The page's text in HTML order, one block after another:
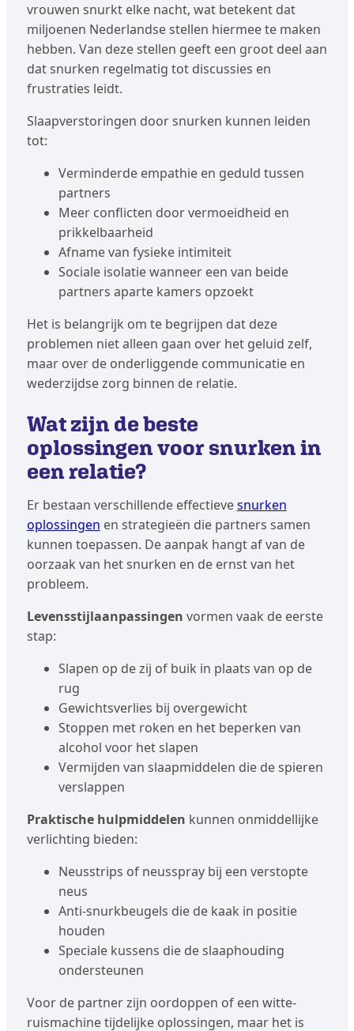
vrouwen snurkt elke nacht, wat betekent dat
miljoenen Nederlandse stellen hiermee te maken
hebben. Van deze stellen geeft een groot deel aan
dat snurken regelmatig tot discussies en
frustraties leidt.
Slaapverstoringen door snurken kunnen leiden
tot:
Verminderde empathie en geduld tussen
partners
Meer conflicten door vermoeidheid en
prikkelbaarheid
Afname van fysieke intimiteit
Sociale isolatie wanneer een van beide
partners aparte kamers opzoekt
Het is belangrijk om te begrijpen dat deze
problemen niet alleen gaan over het geluid zelf,
maar over de onderliggende communicatie en
wederzijdse zorg binnen de relatie.
Wat zijn de beste
oplossingen voor snurken in
een relatie?
Er bestaan verschillende effectievesnurken
oplossingen en strategieën die partners samen
kunnen toepassen. De aanpak hangt af van de
oorzaak van het snurken en de ernst van het
probleem.
Levensstijlaanpassingen vormen vaak de eerste
stap:
Slapen op de zij of buik in plaats van op de
rug
Gewichtsverlies bij overgewicht
Stoppen met roken en het beperken van
alcohol voor het slapen
Vermijden van slaapmiddelen die de spieren
verslappen
Praktische hulpmiddelen kunnen onmiddellijke
verlichting bieden:
Neusstrips of neusspray bij een verstopte
neus
Anti-snurkbeugels die de kaak in positie
houden
Speciale kussens die de slaaphouding
ondersteunen
Voor de partner zijn oordoppen of een witte-
ruismachine tijdelijke oplossingen, maar het is